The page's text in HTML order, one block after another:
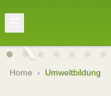
Home › Umweltbildung